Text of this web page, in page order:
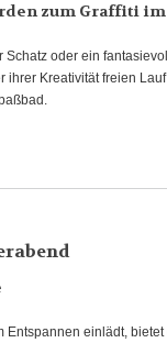
zum Graffiti
oder ein
Kreativität freien
einlädt,